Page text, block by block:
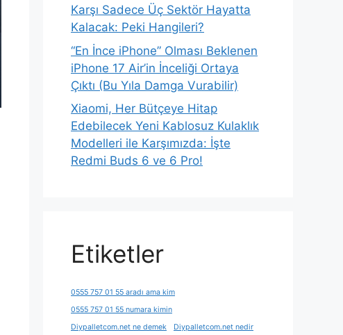
Karşı Sadece Üç Sektör Hayatta
Kalacak: Peki Hangileri?
“En İnce iPhone” Olması Beklenen
iPhone 17 Air’in İnceliği Ortaya
Çıktı (Bu Yıla Damga Vurabilir)
Xiaomi, Her Bütçeye Hitap
Edebilecek Yeni Kablosuz Kulaklık
Modelleri ile Karşımızda: İşte
Redmi Buds 6 ve 6 Pro!
Etiketler
0555 757 01 55 aradı ama kim
0555 757 01 55 numara kimin
Diypalletcom.net ne demek
Diypalletcom.net nedir